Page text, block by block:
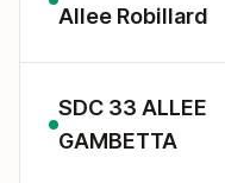
Allee Robillard
SDC 33 ALLEE
GAMBETTA